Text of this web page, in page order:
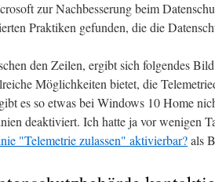
zur Nachbesserung beim
Praktiken gefunden, die die
den Zeilen, ergibt sich folgendes
Möglichkeiten bietet, die
es so etwas bei Windows 10 Home
deaktiviert. Ich hatte ja vor wenigen
"Telemetrie zulassen" aktivierbar?als